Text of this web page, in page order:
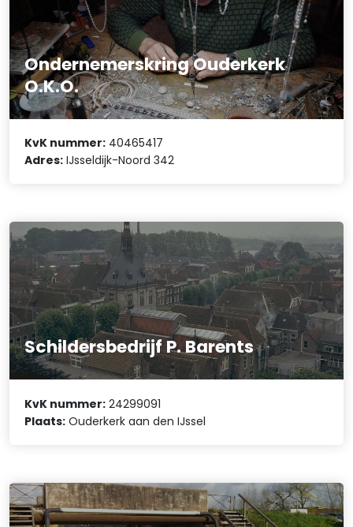
Ondernemerskring Ouderkerk
O.K.O.
KvK nummer: 40465417
Adres: IJsseldijk-Noord 342
Schildersbedrijf P. Barents
KvK nummer: 24299091
Plaats: Ouderkerk aan den IJssel